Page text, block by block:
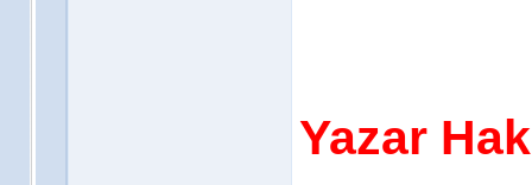
Yazar